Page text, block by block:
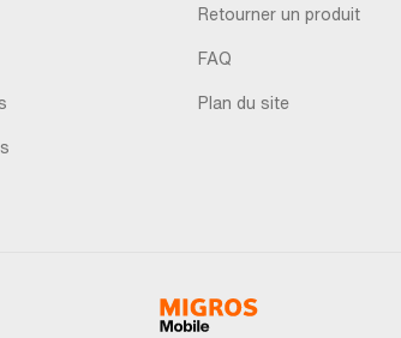
Retourner un produit
FAQ
Plan du site